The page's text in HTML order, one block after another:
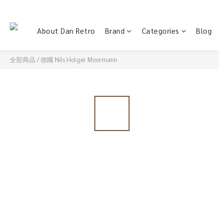
About Dan Retro Brand Categories Blog
全部商品 /德國 Nils Holger Moormann